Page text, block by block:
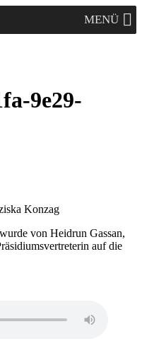
MENÜ
9e29-
Konzag
von Heidrun Gassan,
auf die